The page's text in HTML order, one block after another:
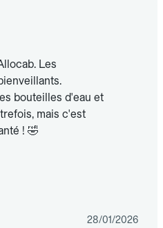
Les
bouteilles d'eau et
mais c'est
! 🤣
28/01/2026